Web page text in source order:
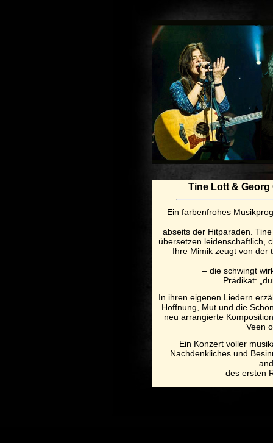
Tine Lott &
Ein farbenfrohes
abseits der Hitparaden.
übersetzen leidenschaftlich,
Ihre Mimik zeugt von der
– die schwingt
Prädikat:
In ihren eigenen Liedern
Hoffnung, Mut und die
neu arrangierte
Veen
Ein Konzert voller
Nachdenkliches und
des ersten